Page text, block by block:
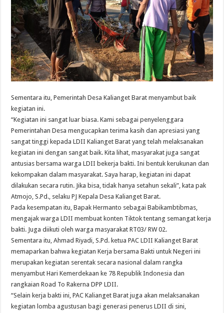
Sementara itu, Pemerintah Desa Kalianget Barat menyambut baik
kegiatan ini.
“Kegiatan ini sangat luar biasa. Kami sebagai penyelenggara
Pemerintahan Desa mengucapkan terima kasih dan apresiasi yang
sangat tinggi kepada LDII Kalianget Barat yang telah melaksanakan
kegiatan ini dengan sangat baik. Kita lihat, masyarakat juga sangat
antusias bersama warga LDII bekerja bakti. Ini bentuk kerukunan dan
kekompakan dalam masyarakat. Saya harap, kegiatan ini dapat
dilakukan secara rutin. Jika bisa, tidak hanya setahun sekali”, kata pak
Atmojo, S.Pd., selaku PJ Kepala Desa Kalianget Barat.
Pada kesempatan itu, Bapak Hermanto sebagai Babikambtibmas,
mengajak warga LDII membuat konten Tiktok tentang semangat kerja
bakti. Juga diikuti oleh warga masyarakat RT03/ RW 02.
Sementara itu, Ahmad Riyadi, S.Pd. ketua PAC LDII Kalianget Barat
memaparkan bahwa kegiatan Kerja bersama Bakti untuk Negeri ini
merupakan kegiatan serentak secara nasional dalam rangka
menyambut Hari Kemerdekaan ke 78 Republik Indonesia dan
rangkaian Road To Rakerna DPP LDII.
“Selain kerja bakti ini, PAC Kalianget Barat juga akan melaksanakan
kegiatan lomba agustusan bagi generasi penerus LDII di sini,